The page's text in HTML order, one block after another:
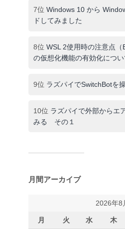
7位 Windows 10 から
ドしてみました
8位 WSL 2使用時の注意点
の仮想化機能の有効化につい
9位 ラズパイでSwitchBotを
10位 ラズパイで外部からエ
みる その１
月間アーカイブ
2026年8
月 火 水 木